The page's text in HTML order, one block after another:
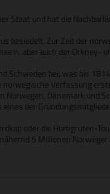
Staat und hat die
besiedelt. Zur Zeit der
aber auch der
Schweden bei, was bis
norwegische Verfassung
Norwegen, Dänemark und
der
oder die Hurtigruten-
5 Millionen